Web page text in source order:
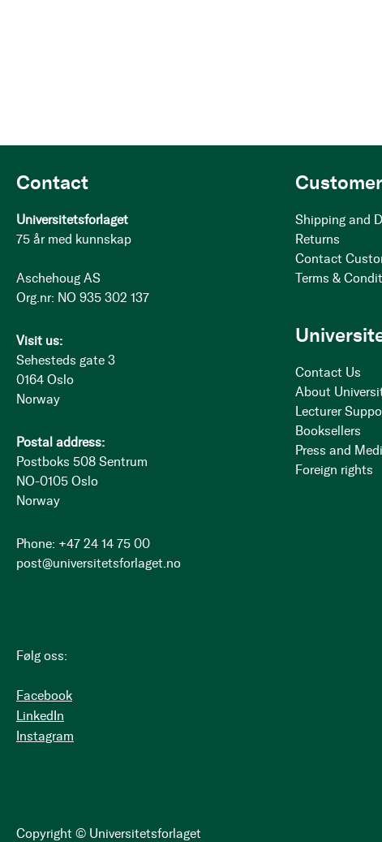
Contact
Universitetsforlaget
75 år med kunnskap
Aschehoug AS
Org.nr: NO 935 302 137
Visit us:
Sehesteds gate 3
0164 Oslo
Norway
Postal address:
Postboks 508 Sentrum
NO-0105 Oslo
Norway
Phone: +47 24 14 75 00
post@universitetsforlaget.no
Følg oss:
Facebook
LinkedIn
Instagram
Copyright © Universitetsforlaget
Shipping and
Returns
Contact
Terms &
Contact Us
About
Lecturer
Booksellers
Press and
Foreign rights